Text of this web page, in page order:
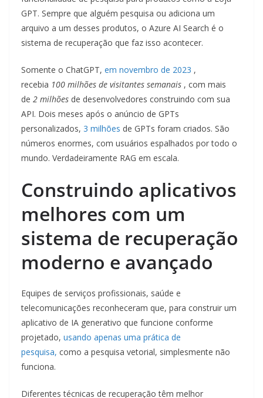
GPT. Sempre que alguém pesquisa ou adiciona um
arquivo a um desses produtos, o Azure AI Search é o
sistema de recuperação que faz isso acontecer.
Somente o ChatGPT, em novembro de 2023 ,
recebia 100 milhões de visitantes semanais , com mais
de 2 milhões de desenvolvedores construindo com sua
API. Dois meses após o anúncio de GPTs
personalizados, 3 milhões de GPTs foram criados. São
números enormes, com usuários espalhados por todo o
mundo. Verdadeiramente RAG em escala.
Construindo aplicativos
melhores com um
sistema de recuperação
moderno e avançado
Equipes de serviços profissionais, saúde e
telecomunicações reconheceram que, para construir um
aplicativo de IA generativo que funcione conforme
projetado, usando apenas uma prática de
pesquisa, como a pesquisa vetorial, simplesmente não
funciona.
Diferentes técnicas de recuperação têm melhor